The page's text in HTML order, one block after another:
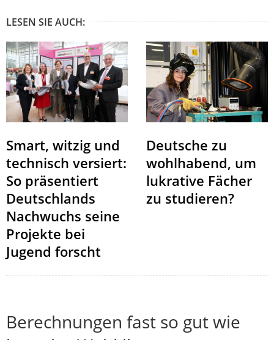
LESEN SIE AUCH:
Smart, witzig und
technisch versiert:
So präsentiert
Deutschlands
Nachwuchs seine
Projekte bei
Jugend forscht
Deutsche zu
wohlhabend, um
lukrative Fächer
zu studieren?
Berechnungen fast so gut wie